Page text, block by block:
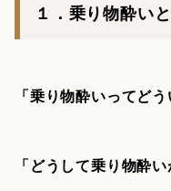
１．乗り物酔い
「乗り物酔いってど
「どうして乗り物酔